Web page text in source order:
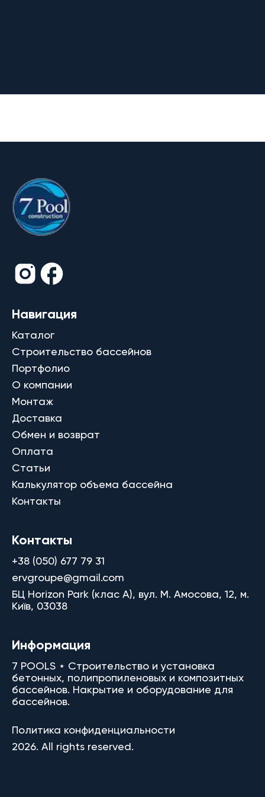
Навигация
Каталог
Строительство бассейнов
Портфолио
О компании
Монтаж
Доставка
Обмен и возврат
Оплата
Статьи
Калькулятор объема бассейна
Контакты
Контакты
+38 (050) 677 79 31
ervgroupe@gmail.com
БЦ Horizon Park (клас A), вул. М. Амосова, 12, м.
Київ, 03038
Информация
7 POOLS ⋆ Строительство и установка
бетонных, полипропиленовых и композитных
бассейнов. Накрытие и оборудование для
бассейнов.
Политика конфиденциальности
2026. All rights reserved.